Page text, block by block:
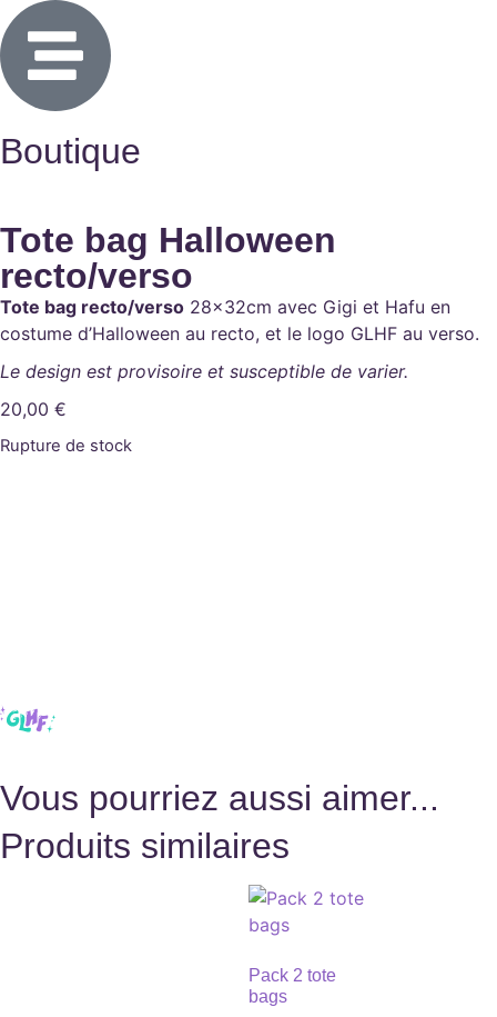
Boutique
Tote bag Halloween
recto/verso
Tote bag recto/verso 28x32cm avec Gigi et Hafu en
costume d’Halloween au recto, et le logo GLHF au verso.
Le design est provisoire et susceptible de varier.
20,00 €
Rupture de stock
Vous pourriez aussi aimer...
Produits similaires
Pack 2 tote
bags